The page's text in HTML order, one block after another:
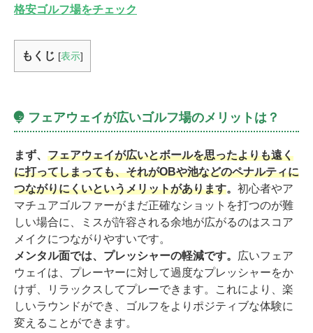
格安ゴルフ場をチェック
もくじ [表示]
フェアウェイが広いゴルフ場のメリットは？
まず、 フェアウェイが広いとボールを思ったよりも遠く
に打ってしまっても、それがOBや池などのペナルティに
つながりにくいというメリットがあります。 初心者やア
マチュアゴルファーがまだ正確なショットを打つのが難
しい場合に、ミスが許容される余地が広がるのはスコア
メイクにつながりやすいです。
メンタル面では、プレッシャーの軽減です。
広いフェア
ウェイは、プレーヤーに対して過度なプレッシャーをか
けず、リラックスしてプレーできます。これにより、楽
しいラウンドができ、ゴルフをよりポジティブな体験に
変えることができます。